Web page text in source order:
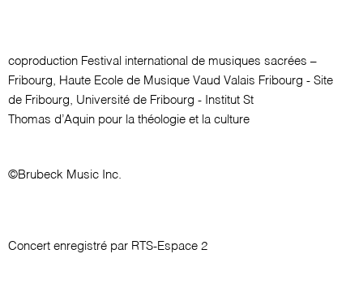
coproduction Festival international de musiques sacrées –
Fribourg, Haute Ecole de Musique Vaud Valais Fribourg - Site
de Fribourg, Université de Fribourg - Institut St
Thomas d’Aquin pour la théologie et la culture
©Brubeck Music Inc.
Concert enregistré par RTS-Espace 2